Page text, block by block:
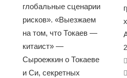
глобальные сценарии
рисков». «Выезжаем
на том, что Токаев —
китаист» —
Сыроежкин о Токаеве
и Си, секретных